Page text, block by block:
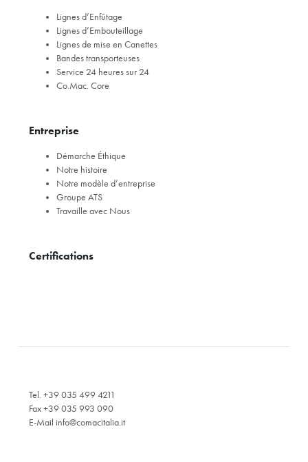
Lignes d’Enfûtage
Lignes d’Embouteillage
Lignes de mise en Canettes
Bandes transporteuses
Service 24 heures sur 24
Co.Mac. Core
Entreprise
Démarche Éthique
Notre histoire
Notre modèle d’entreprise
Groupe ATS
Travaille avec Nous
Certifications
Tel. +39 035 499 4211
Fax +39 035 993 090
E-Mail info@comacitalia.it